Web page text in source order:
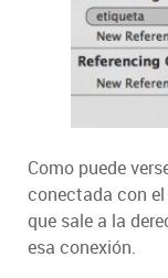
Como puede
conectada con el
que sale a la
esa conexión.